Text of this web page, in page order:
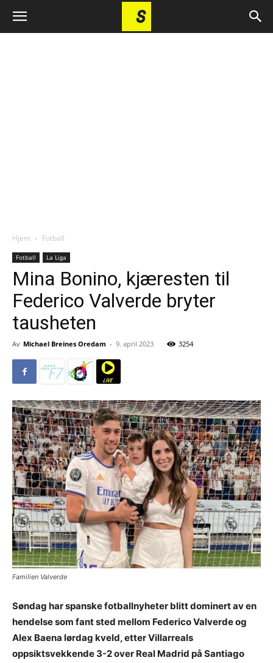
Hjem Fotball
Fotball La Liga
Mina Bonino, kjæresten til
Federico Valverde bryter
tausheten
Av Michael Breines Oredam - 9. april 2023 3254
Familien Valverde
Søndag har spanske fotballnyheter blitt dominert av en
hendelse som fant sted mellom Federico Valverde og
Alex Baena lørdag kveld, etter Villarreals
oppsiktsvekkende 3-2 over Real Madrid på Santiago